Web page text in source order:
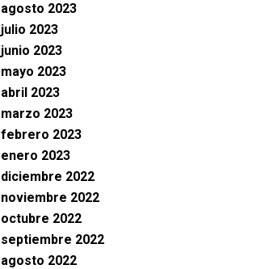
agosto 2023
julio 2023
junio 2023
mayo 2023
abril 2023
marzo 2023
febrero 2023
enero 2023
diciembre 2022
noviembre 2022
octubre 2022
septiembre 2022
agosto 2022